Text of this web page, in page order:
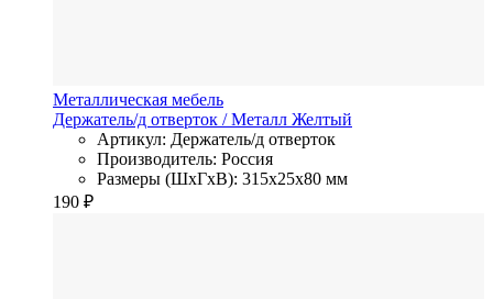
Металлическая мебель
Держатель/д отверток / Металл Желтый
Артикул: Держатель/д отверток
Производитель: Россия
Размеры (ШхГхВ): 315x25x80 мм
190 ₽